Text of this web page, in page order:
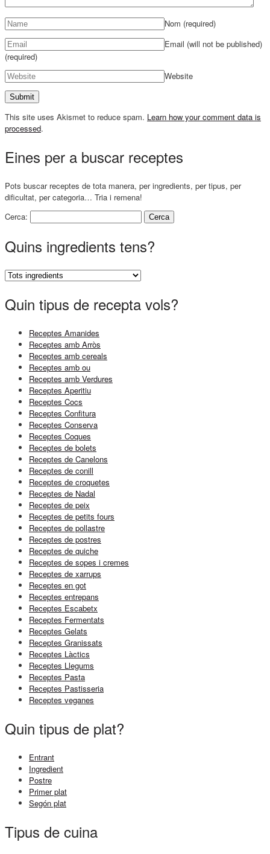
Nom (required)
Email (will not be published)
(required)
Website
This site uses Akismet to reduce spam. Learn how your comment data is
processed.
Eines per a buscar receptes
Pots buscar receptes de tota manera, per ingredients, per tipus, per
dificultat, per categoria… Tria i remena!
Cerca:
Quins ingredients tens?
Quin tipus de recepta vols?
Receptes Amanides
Receptes amb Arròs
Receptes amb cereals
Receptes amb ou
Receptes amb Verdures
Receptes Aperitiu
Receptes Cocs
Receptes Confitura
Receptes Conserva
Receptes Coques
Receptes de bolets
Receptes de Canelons
Receptes de conill
Receptes de croquetes
Receptes de Nadal
Receptes de peix
Receptes de petits fours
Receptes de pollastre
Receptes de postres
Receptes de quiche
Receptes de sopes i cremes
Receptes de xarrups
Receptes en got
Receptes entrepans
Receptes Escabetx
Receptes Fermentats
Receptes Gelats
Receptes Granissats
Receptes Làctics
Receptes Llegums
Receptes Pasta
Receptes Pastisseria
Receptes veganes
Quin tipus de plat?
Entrant
Ingredient
Postre
Primer plat
Segón plat
Tipus de cuina